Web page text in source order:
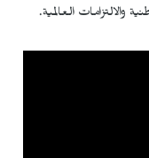
العالمية.